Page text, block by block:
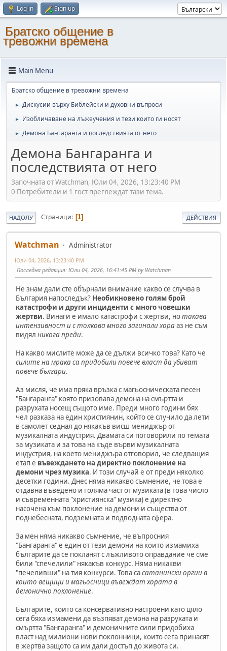
Log in Sign up
Братско общение в
тревожни времена
Main Menu
Братско общение в тревожни времена
► Дискусии върху Библейски и духовни въпроси
► Изобличаване на лъжеучения и тези които ги носят
► Демона Бангаранга и последствията от него
Демона Бангаранга и
последствията от него
Започната от Watchman, Юли 04, 2026, 13:23:40 PM
0 Потребители и 1 гост преглеждат тази тема.
НАДОЛУ Страници 1 ДЕЙСТВИЯ
Watchman Administrator
Юли 04, 2026, 13:23:40 PM
Последна редакция: Юли 04, 2026, 16:41:45 PM by Watchman
Не знам дали сте обърнали внимание какво се случва в
България напоследък? Необикновено голям брой
катастрофи и други инциденти с много човешки
жертви. Винаги е имало катастрофи с жертви, нотакава
интензивност и с толкова много загинали хорааз не съм
видял никога преди.
На какво мислите може да се дължи всичко това? Като че
силите на мрака са придобили повече власт да убиват
повече българи.
Аз мисля, че има пряка връзка с магьосническата песен
"Бангаранга" която призовава демона на смъртта и
разрухата носещ същото име. Преди много години бях
чел разказа на един християнин, който се случило да лети
в самолет седнал до някакъв висш мениджър от
музикалната индустрия. Двамата си поговорили по темата
за музиката и за това на къде върви музикалната
индустрия, на което мениджъра отговорил, че следващия
етап е въвеждането на директно поклонение на
демони чрез музика. И този случай е от преди няколко
десетки години. Днес няма никакво съмнение, че това е
отдавна въведено и голяма част от музиката (в това число
и съвременната "християнска" музика) е директно
насочена към поклонение на демони и същества от
поднебесната, подземната и подводната сфера.
За мен няма никакво съмнение, че въпросния
"Бангаранга" е един от тези демони на които измамиха
българите да се покланят с лъжливото оправдание че сме
били "спечелили" някакъв конкурс. Няма никакви
"печеливши" на тия конкурси. Това сасатанински оргии в
които вещици и магьосници въвеждат хората в
демонично поклонение.
Българите, които са консервативно настроени като цяло
сега бяха измамени да възпяват демона на разрухата и
смъртта "Бангаранга" и демоничните сили придобиха
власт над милиони нови поклонници, които сега принасят
в жертва защото са им дали достъп до живота си.